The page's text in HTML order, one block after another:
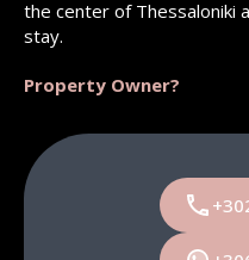
the center of Thessaloniki
stay.
Property Owner?